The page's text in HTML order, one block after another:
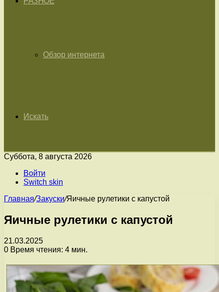
Обзор интернета
Искать
Суббота, 8 августа 2026
Войти
Switch skin
Главная/Закуски/Яичные рулетики с капустой
Яичные рулетики с капустой
21.03.2025
0 Время чтения: 4 мин.